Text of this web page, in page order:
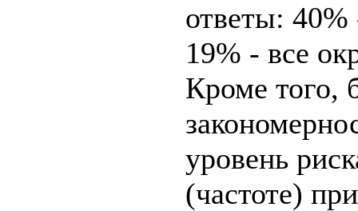
ответы: 40%
19% - все
Кроме того,
уровень
(частоте)